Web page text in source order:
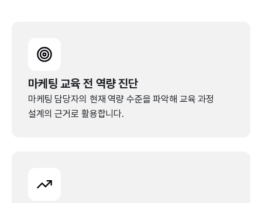
마케팅 교육 전 역량 진단
마케팅 담당자의 현재 역량 수준을 파악해 교육 과정
설계의 근거로 활용합니다.